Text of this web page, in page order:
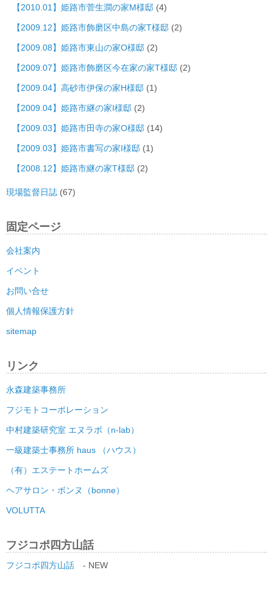
【2010.01】姫路市菅生澗の家M様邸 (4)
【2009.12】姫路市飾磨区中島の家T様邸 (2)
【2009.08】姫路市東山の家O様邸 (2)
【2009.07】姫路市飾磨区今在家の家T様邸 (2)
【2009.04】高砂市伊保の家H様邸 (1)
【2009.04】姫路市継の家I様邸 (2)
【2009.03】姫路市田寺の家O様邸 (14)
【2009.03】姫路市書写の家I様邸 (1)
【2008.12】姫路市継の家T様邸 (2)
現場監督日誌 (67)
固定ページ
会社案内
イベント
お問い合せ
個人情報保護方針
sitemap
リンク
永森建築事務所
フジモトコーポレーション
中村建築研究室 エヌラボ（n-lab）
一級建築士事務所 haus （ハウス）
（有）エステートホームズ
ヘアサロン・ボンヌ（bonne）
VOLUTTA
フジコポ四方山話
フジコポ四方山話 - NEW